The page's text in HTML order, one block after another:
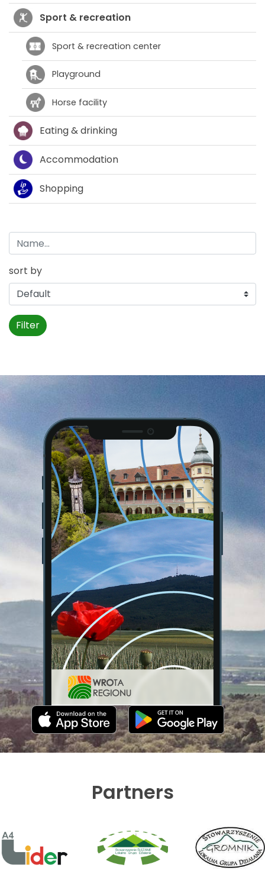
Sport & recreation
Sport & recreation center
Playground
Horse facility
Eating & drinking
Accommodation
Shopping
sort by
Filter
Partners